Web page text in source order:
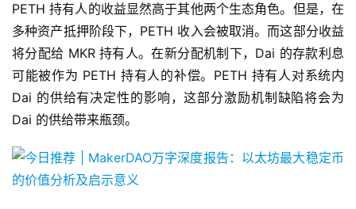
PETH 持有人的收益显然高于其他两个生态角色。但是，在
多种资产抵押阶段下，PETH 收入会被取消。而这部分收益
将分配给 MKR 持有人。在新分配机制下，Dai 的存款利息
可能被作为 PETH 持有人的补偿。PETH 持有人对系统内
Dai 的供给有决定性的影响，这部分激励机制缺陷将会为
Dai 的供给带来瓶颈。